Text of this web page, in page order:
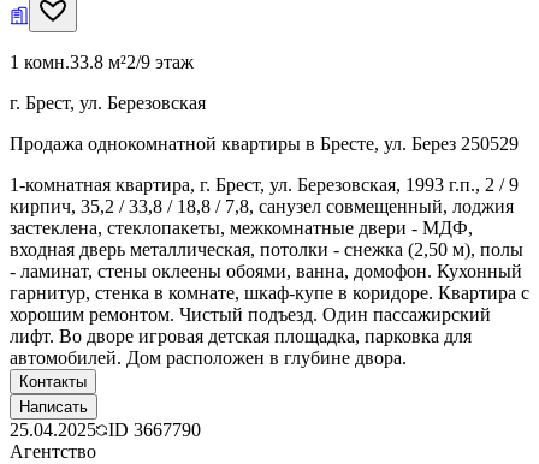
1 комн.33.8 м²2/9 этаж
г. Брест, ул. Березовская
Продажа однокомнатной квартиры в Бресте, ул. Берез 250529
1-комнатная квартира, г. Брест, ул. Березовская, 1993 г.п., 2 / 9
кирпич, 35,2 / 33,8 / 18,8 / 7,8, санузел совмещенный, лоджия
застеклена, стеклопакеты, межкомнатные двери - МДФ,
входная дверь металлическая, потолки - снежка (2,50 м), полы
- ламинат, стены оклеены обоями, ванна, домофон. Кухонный
гарнитур, стенка в комнате, шкаф-купе в коридоре. Квартира с
хорошим ремонтом. Чистый подъезд. Один пассажирский
лифт. Во дворе игровая детская площадка, парковка для
автомобилей. Дом расположен в глубине двора.
Контакты
Написать
25.04.2025 ID 3667790
Агентство